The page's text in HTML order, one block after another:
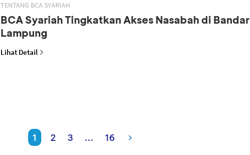
TENTANG BCA SYARIAH
BCA Syariah Tingkatkan Akses Nasabah di Bandar
Lampung
Lihat Detail
1 2 3 ... 16